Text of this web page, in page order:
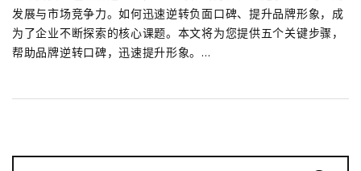
发展与市场竞争力。如何迅速逆转负面口碑、提升品牌形象，成
为了企业不断探索的核心课题。本文将为您提供五个关键步骤，
帮助品牌逆转口碑，迅速提升形象。...